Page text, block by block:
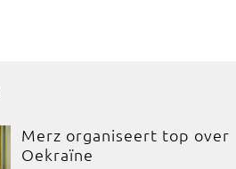
Merz organiseert top over
Oekraïne